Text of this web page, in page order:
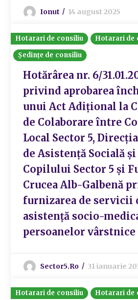
Ionut 14 august 2025
Hotarari de consiliu
Hotarari de
Ședințe de consiliu
Hotărârea nr. 6/
privind aprobarea
unui Act Adițional la
de Colaborare între
Local Sector 5,
de Asistență Socială
Copilului Sector 5 și
Crucea Alb-Galbenă
furnizarea de servicii
asistență socio-
persoanelor vârstnice
Sector5.ro 31 ianuarie
Hotarari de consiliu Hotarari de